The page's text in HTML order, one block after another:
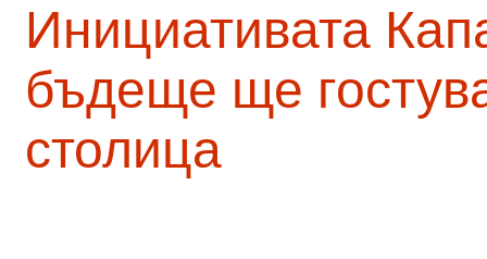
Инициативата
бъдеще ще
столица